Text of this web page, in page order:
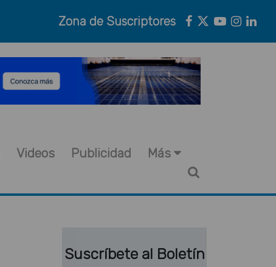
Zona de Suscriptores
Videos Publicidad Más
Suscríbete al Boletín